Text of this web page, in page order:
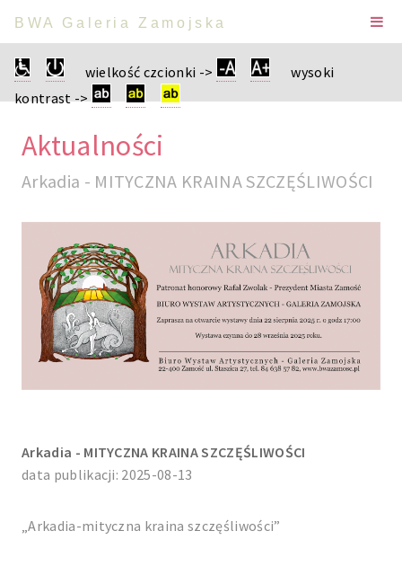
BWA Galeria Zamojska
wielkość czcionki ->
wysoki
kontrast ->
Aktualności
Arkadia - MITYCZNA KRAINA SZCZĘŚLIWOŚCI
Arkadia - MITYCZNA KRAINA SZCZĘŚLIWOŚCI
data publikacji: 2025-08-13
„Arkadia-mityczna kraina szczęśliwości”